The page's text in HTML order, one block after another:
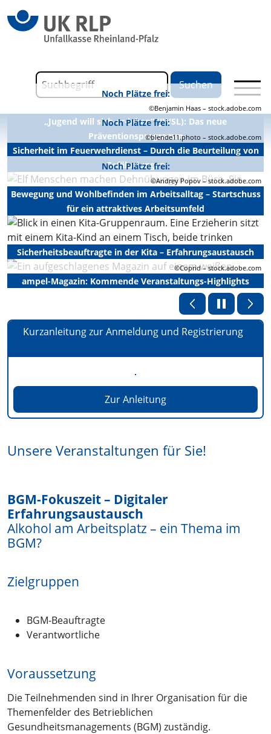
Formular für die Volltextsuche
Noch Plätze frei:
©Benjamin Haas – stock.adobe.com
„Jugend will sich-er-leben“ (JWSL): Das neue
Präventionsprogramm
Noch Plätze frei:
©blende11.photo – stock.adobe.com
Sicherheit im Feuerwehrdienst – Durch die Beurteilung von
Gefährdungen
Noch Plätze frei:
©Andrey Popov – stock.adobe.com
Bewegung und Wohlbefinden im Arbeitsalltag – Startschuss
für ein attraktives Arbeitsumfeld
Sicherheitsbeauftragte in der Kita – Erfahrungsaustausch
©Coprid – stock.adobe.com
ampel-Magazin: Kommende Veranstaltungs-Highlights
Kurzanleitung zur Anmeldung und Registrierung
Zur Anleitung
Unsere Veranstaltungen für Sie!
BGM-Fokuszeit – Digitaler
Erfahrungsaustausch
Alkohol am Arbeitsplatz – ein Thema im
BGM?
Zielgruppen
BGM-Beauftragte
Verantwortliche
Voraussetzung
Die Teilnehmenden sind in Ihrer Organisation für die
Themenfelder des Betrieblichen
Gesundheitsmanagements (BGM) zuständig.